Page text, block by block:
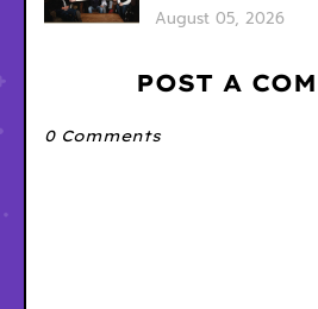
August 05, 2026
POST A
0 Comments